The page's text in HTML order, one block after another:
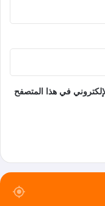
في هذا المتصفح